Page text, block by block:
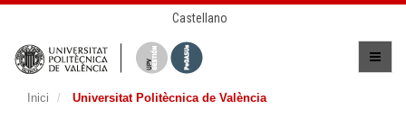
Castellano
Inici Universitat Politècnica de València